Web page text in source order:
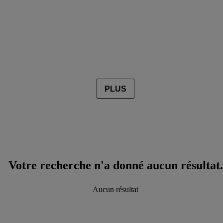
PLUS
Votre recherche n'a donné aucun résultat.
Aucun résultat